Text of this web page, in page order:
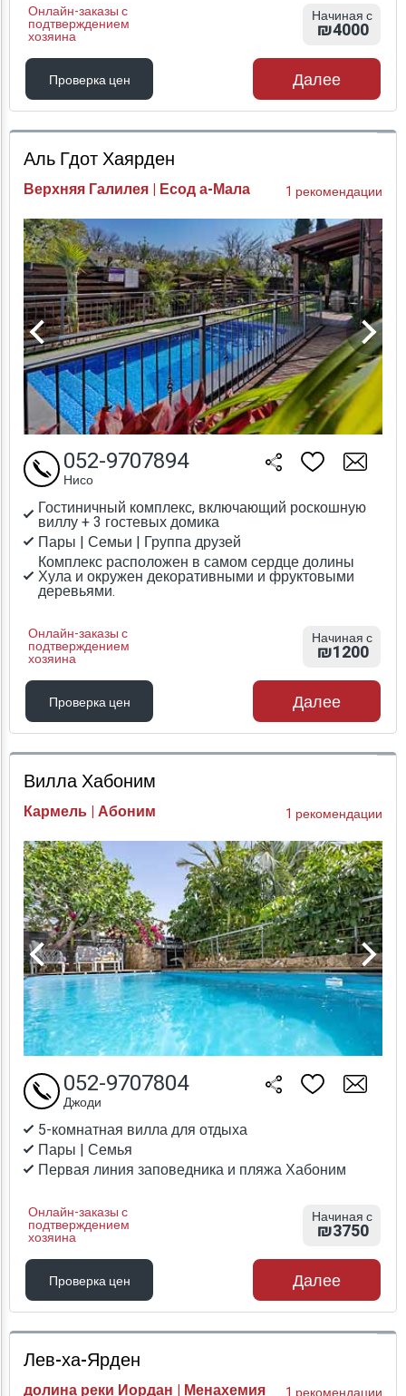
Онлайн-заказы с
подтверждением
хозяина
Начиная с
₪4000
Проверка цен
Проверка цен
Далее
Аль Гдот Хаярден
Верхняя Галилея | Есод а-Мала 1 рекомендации
Гостиничный комплекс, включающий роскошную
виллу + 3 гостевых домика
Пары | Семьи | Группа друзей
Комплекс расположен в самом сердце долины
Хула и окружен декоративными и фруктовыми
деревьями.
Онлайн-заказы с
подтверждением
хозяина
052-9707894
Нисо
Начиная с
₪1200
Проверка цен
Проверка цен
Далее
Вилла Хабоним
Кармель | Абоним 1 рекомендации
5-комнатная вилла для отдыха
Пары | Семья
Первая линия заповедника и пляжа Хабоним
Онлайн-заказы с
подтверждением
хозяина
052-9707804
Джоди
Начиная с
₪3750
Проверка цен
Проверка цен
Далее
Лев-ха-Ярден
долина реки Иордан | Менахемия